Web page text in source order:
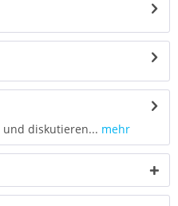
und diskutieren... mehr